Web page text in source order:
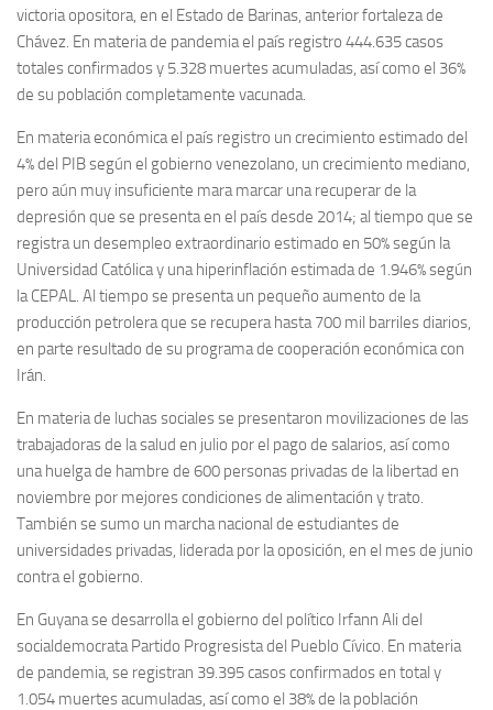
victoria opositora, en el Estado de Barinas, anterior fortaleza de
Chávez. En materia de pandemia el país registro 444.635 casos
totales confirmados y 5.328 muertes acumuladas, así como el 36%
de su población completamente vacunada.
En materia económica el país registro un crecimiento estimado del
4% del PIB según el gobierno venezolano, un crecimiento mediano,
pero aún muy insuficiente mara marcar una recuperar de la
depresión que se presenta en el país desde 2014; al tiempo que se
registra un desempleo extraordinario estimado en 50% según la
Universidad Católica y una hiperinflación estimada de 1.946% según
la CEPAL. Al tiempo se presenta un pequeño aumento de la
producción petrolera que se recupera hasta 700 mil barriles diarios,
en parte resultado de su programa de cooperación económica con
Irán.
En materia de luchas sociales se presentaron movilizaciones de las
trabajadoras de la salud en julio por el pago de salarios, así como
una huelga de hambre de 600 personas privadas de la libertad en
noviembre por mejores condiciones de alimentación y trato.
También se sumo un marcha nacional de estudiantes de
universidades privadas, liderada por la oposición, en el mes de junio
contra el gobierno.
En Guyana se desarrolla el gobierno del político Irfann Ali del
socialdemocrata Partido Progresista del Pueblo Cívico. En materia
de pandemia, se registran 39.395 casos confirmados en total y
1.054 muertes acumuladas, así como el 38% de la población